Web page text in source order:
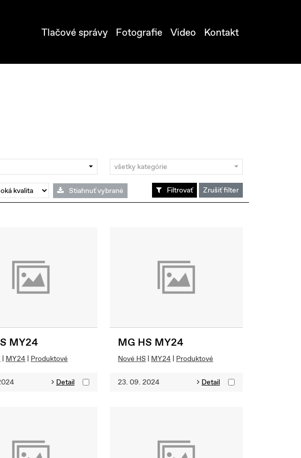
Tlačové správy Fotografie Video Kontakt
všetky kategórie
Filtrovať Zrušiť filter
Stiahnuť vybrané
MY24
| MY24 | Produktové
Detail
MG HS MY24
Nové HS | MY24 | Produktové
23. 09. 2024 Detail